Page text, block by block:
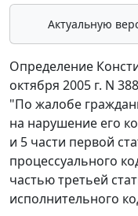
Актуальную
Определение
октября 2005 г. N
"По жалобе
на нарушение его
и 5 части первой
процессуального
частью третьей
исполнительного